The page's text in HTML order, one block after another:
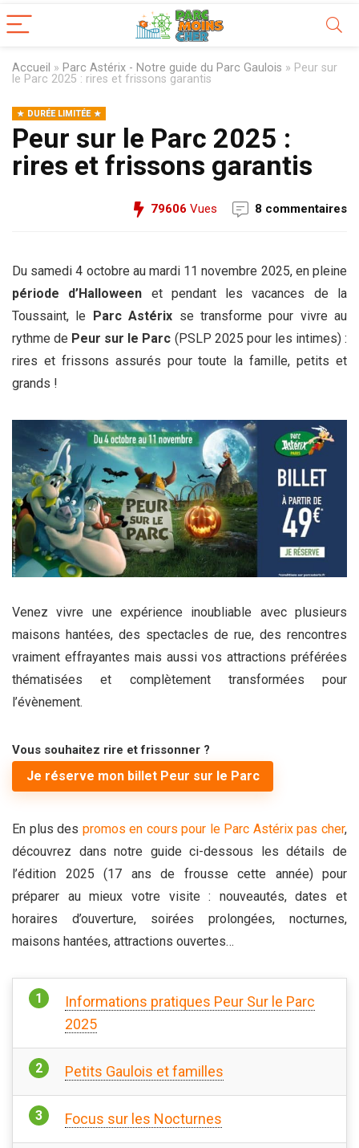
Accueil » Parc Astérix - Notre guide du Parc Gaulois » Peur sur
le Parc 2025 : rires et frissons garantis
DURÉE LIMITÉE
Peur sur le Parc 2025 :
rires et frissons garantis
79606 Vues 8 commentaires
Du samedi 4 octobre au mardi 11 novembre 2025, en pleine
période d’Halloween et pendant les vacances de la
Toussaint, le Parc Astérix se transforme pour vivre au
rythme de Peur sur le Parc (PSLP 2025 pour les intimes) :
rires et frissons assurés pour toute la famille, petits et
grands !
Venez vivre une expérience inoubliable avec plusieurs
maisons hantées, des spectacles de rue, des rencontres
vraiment effrayantes mais aussi vos attractions préférées
thématisées et complètement transformées pour
l’évènement.
Vous souhaitez rire et frissonner ?
Je réserve mon billet Peur sur le Parc
En plus des promos en cours pour le Parc Astérix pas cher,
découvrez dans notre guide ci-dessous les détails de
l’édition 2025 (17 ans de frousse cette année) pour
préparer au mieux votre visite : nouveautés, dates et
horaires d’ouverture, soirées prolongées, nocturnes,
maisons hantées, attractions ouvertes…
Informations pratiques Peur Sur le Parc
2025
Petits Gaulois et familles
Focus sur les Nocturnes